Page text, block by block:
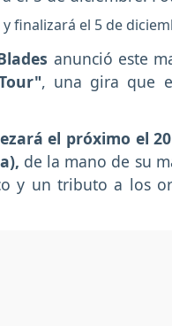
finalizará el 5 de
anunció este
, una gira que
el próximo el
de la mano de su
y un tributo a los